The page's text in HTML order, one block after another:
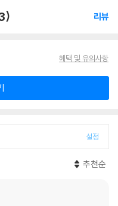
리뷰
혜택 및 유의사항
설정
추천순